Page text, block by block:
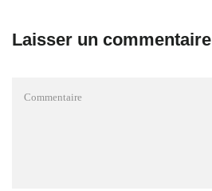
Laisser un commentaire